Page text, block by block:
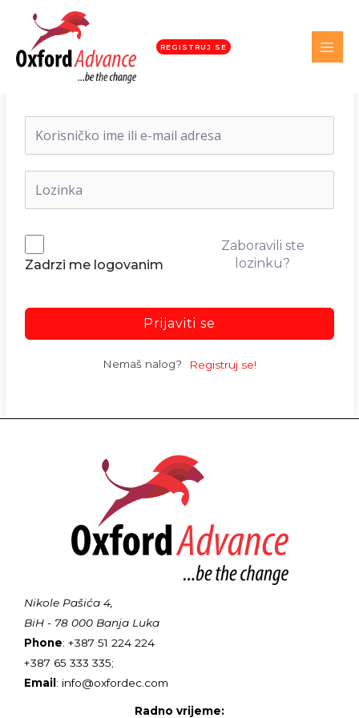
REGISTRUJ SE
Dobrodošli nazad!
Zadrzi me logovanim
Zaboravili ste
lozinku?
Prijaviti se
Nemaš nalog? Registruj se!
Nikole Pašića 4,
BiH - 78 000 Banja Luka
Phone: +387 51 224 224
+387 65 333 335;
Email: info@oxfordec.com
Radno vrijeme: